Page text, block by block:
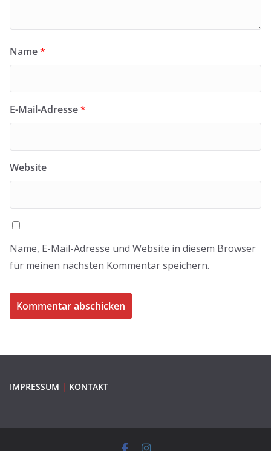
Name*
E-Mail-Adresse*
Website
Name, E-Mail-Adresse und Website in diesem Browser
für meinen nächsten Kommentar speichern.
IMPRESSUM | KONTAKT